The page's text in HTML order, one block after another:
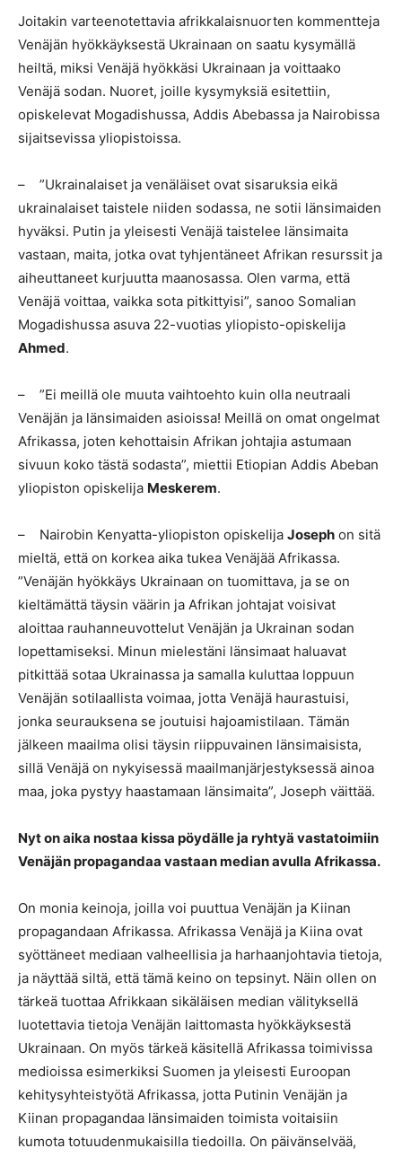
Joitakin varteenotettavia afrikkalaisnuorten kommentteja
Venäjän hyökkäyksestä Ukrainaan on saatu kysymällä
heiltä, miksi Venäjä hyökkäsi Ukrainaan ja voittaako
Venäjä sodan. Nuoret, joille kysymyksiä esitettiin,
opiskelevat Mogadishussa, Addis Abebassa ja Nairobissa
sijaitsevissa yliopistoissa.
– ”Ukrainalaiset ja venäläiset ovat sisaruksia eikä
ukrainalaiset taistele niiden sodassa, ne sotii länsimaiden
hyväksi. Putin ja yleisesti Venäjä taistelee länsimaita
vastaan, maita, jotka ovat tyhjentäneet Afrikan resurssit ja
aiheuttaneet kurjuutta maanosassa. Olen varma, että
Venäjä voittaa, vaikka sota pitkittyisi”, sanoo Somalian
Mogadishussa asuva 22-vuotias yliopisto-opiskelija
Ahmed.
– ”Ei meillä ole muuta vaihtoehto kuin olla neutraali
Venäjän ja länsimaiden asioissa! Meillä on omat ongelmat
Afrikassa, joten kehottaisin Afrikan johtajia astumaan
sivuun koko tästä sodasta”, miettii Etiopian Addis Abeban
yliopiston opiskelija Meskerem.
– Nairobin Kenyatta-yliopiston opiskelija Joseph on sitä
mieltä, että on korkea aika tukea Venäjää Afrikassa.
”Venäjän hyökkäys Ukrainaan on tuomittava, ja se on
kieltämättä täysin väärin ja Afrikan johtajat voisivat
aloittaa rauhanneuvottelut Venäjän ja Ukrainan sodan
lopettamiseksi. Minun mielestäni länsimaat haluavat
pitkittää sotaa Ukrainassa ja samalla kuluttaa loppuun
Venäjän sotilaallista voimaa, jotta Venäjä haurastuisi,
jonka seurauksena se joutuisi hajoamistilaan. Tämän
jälkeen maailma olisi täysin riippuvainen länsimaisista,
sillä Venäjä on nykyisessä maailmanjärjestyksessä ainoa
maa, joka pystyy haastamaan länsimaita”, Joseph väittää.
Nyt on aika nostaa kissa pöydälle ja ryhtyä vastatoimiin
Venäjän propagandaa vastaan median avulla Afrikassa.
On monia keinoja, joilla voi puuttua Venäjän ja Kiinan
propagandaan Afrikassa. Afrikassa Venäjä ja Kiina ovat
syöttäneet mediaan valheellisia ja harhaanjohtavia tietoja,
ja näyttää siltä, että tämä keino on tepsinyt. Näin ollen on
tärkeä tuottaa Afrikkaan sikäläisen median välityksellä
luotettavia tietoja Venäjän laittomasta hyökkäyksestä
Ukrainaan. On myös tärkeä käsitellä Afrikassa toimivissa
medioissa esimerkiksi Suomen ja yleisesti Euroopan
kehitysyhteistyötä Afrikassa, jotta Putinin Venäjän ja
Kiinan propagandaa länsimaiden toimista voitaisiin
kumota totuudenmukaisilla tiedoilla. On päivänselvää,